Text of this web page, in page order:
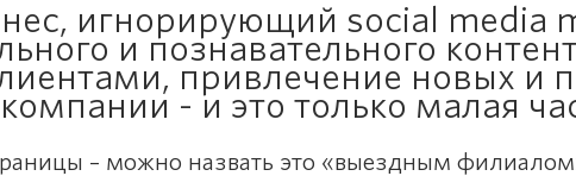
игнорирующий social media
и познавательного
привлечение новых и
компании - и это только малая
– можно назвать это «выездным